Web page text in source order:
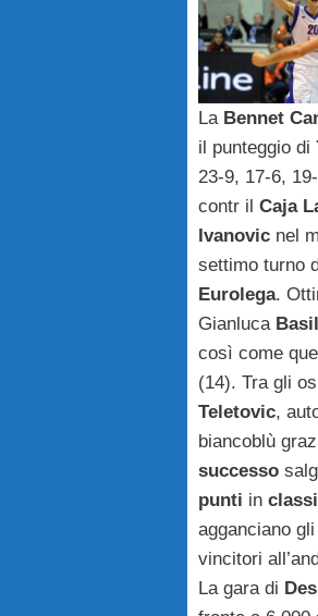
La Bennet
il punteggio di
23-9, 17-6,
contr il Caja
Ivanovic nel
settimo turno
Eurolega.
Gianluca
così come
(14). Tra gli
Teletovic,
biancoblù
successo
punti in
agganciano
vincitori
La gara di